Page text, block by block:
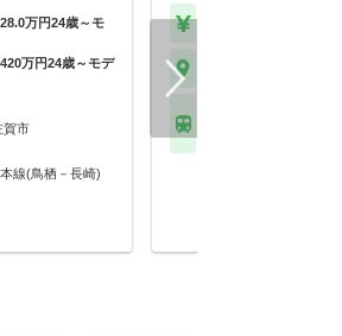
28.0万円24歳～モ
420万円24歳～モデ
賀市
本線(鳥栖－長崎)